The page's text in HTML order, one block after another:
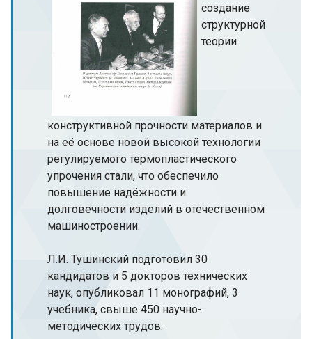
создание
структурной
теории
конструктивной прочности материалов и
на её основе новой высокой технологии
регулируемого термопластического
упрочения стали, что обеспечило
повышение надёжности и
долговечности изделий в отечественном
машиностроении.
Л.И. Тушинский подготовил 30
кандидатов и 5 докторов технических
наук, опубликовал 11 монографий, 3
учебника, свыше 450 научно-
методических трудов.